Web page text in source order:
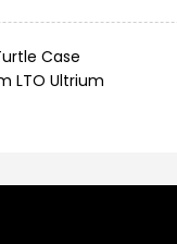
Case
LTO Ultrium